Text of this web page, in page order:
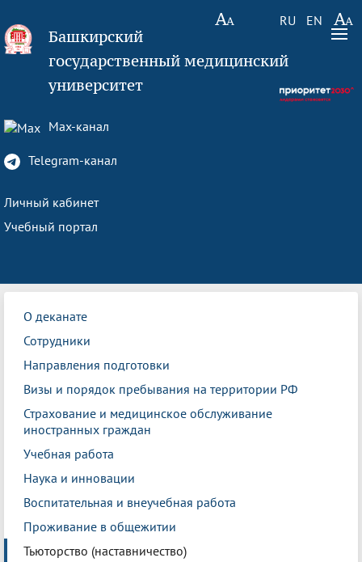
RU EN
Башкирский
государственный медицинский
университет
Max-канал
Telegram-канал
Личный кабинет
Учебный портал
О деканате
Сотрудники
Направления подготовки
Визы и порядок пребывания на территории РФ
Страхование и медицинское обслуживание
иностранных граждан
Учебная работа
Наука и инновации
Воспитательная и внеучебная работа
Проживание в общежитии
Тьюторство (наставничество)